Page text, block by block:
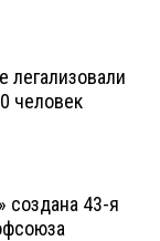
легализовали
человек
создана 43-я